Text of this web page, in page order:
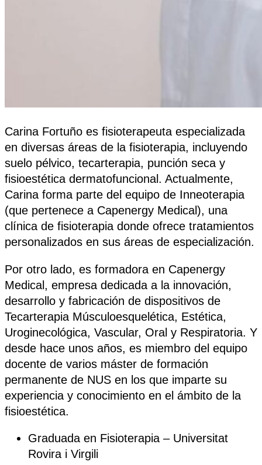
Carina Fortuño es fisioterapeuta especializada
en diversas áreas de la fisioterapia, incluyendo
suelo pélvico, tecarterapia, punción seca y
fisioestética dermatofuncional. Actualmente,
Carina forma parte del equipo de Inneoterapia
(que pertenece a Capenergy Medical), una
clínica de fisioterapia donde ofrece tratamientos
personalizados en sus áreas de especialización.
Por otro lado, es formadora en Capenergy
Medical, empresa dedicada a la innovación,
desarrollo y fabricación de dispositivos de
Tecarterapia Músculoesquelética, Estética,
Uroginecológica, Vascular, Oral y Respiratoria. Y
desde hace unos años, es miembro del equipo
docente de varios máster de formación
permanente de NUS en los que imparte su
experiencia y conocimiento en el ámbito de la
fisioestética.
Graduada en Fisioterapia – Universitat
Rovira i Virgili